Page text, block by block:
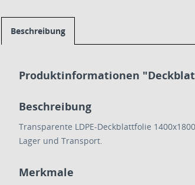
Beschreibung
Produktinformationen
Beschreibung
Transparente LDPE-Deckblattfolie
Lager und Transport.
Merkmale